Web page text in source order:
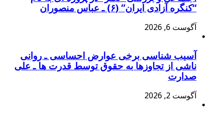
“کنگره آزادی ایران” (۶) ـ عباس منصوران
آگوست 6, 2026
آسیب شناسی برخی عوارض احساسی ـ روانی
ناشی از تجاوزها به حقوق توسط قدرت ها ـ علی
صدارت
آگوست 2, 2026